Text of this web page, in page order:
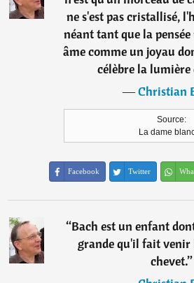
ne s'est pas cristallisé,
néant tant que la
âme comme un joyau
célèbre la lumière
―Christian
Source:
La dame
Facebook Twitter
“Bach est un enfant
grande qu'il fait venir
chevet.”